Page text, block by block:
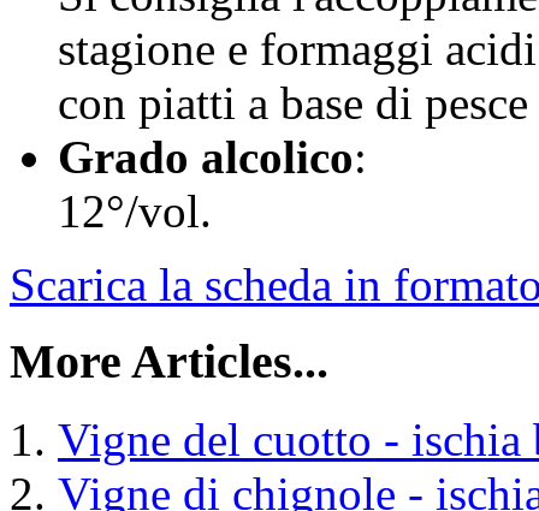
stagione e formaggi
con piatti a base di
Grado alcolico:
12°/vol.
Scarica la scheda in
More Articles...
Vigne del cuotto - ischia
Vigne di chignole -